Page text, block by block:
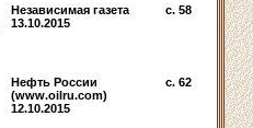
Независимая газета
13.10.2015
c. 58
Нефть России
(www.oilru.com)
12.10.2015
c. 62